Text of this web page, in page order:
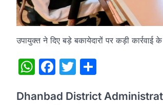
उपायुक्त ने दिए बड़े बकायेदारों पर कड़ी कार्रवाई के
WhatsApp
Facebook
Twitter
Dhanbad District